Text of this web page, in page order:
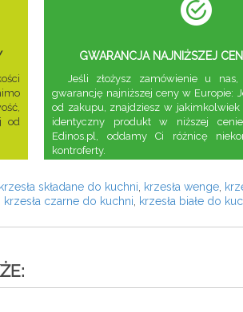
od
GWARANCJA NAJNIŻSZEJ
Jeśli złożysz zamówienie u
gwarancję najniższej ceny w Europie:
od zakupu, znajdziesz w jakimkolwiek
identyczny produkt w niższej
Edinos.pl, oddamy Ci różnicę
kontroferty.
krzesła składane do kuchni krzesła wenge
krzesła czarne do kuchni krzesła białe do